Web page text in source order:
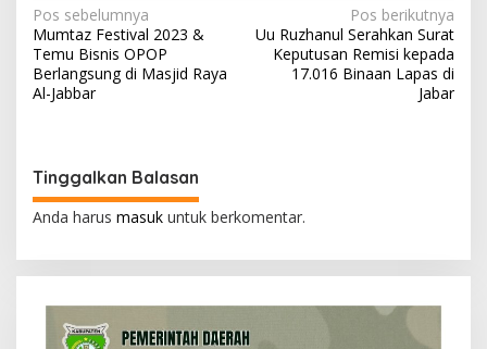
N
a
v
i
a
s
i
p
Pos sebelumnya
Mumtaz Festival 2023 &
Temu Bisnis OPOP
Berlangsung di Masjid Raya
Al-Jabbar
Pos berikutnya
Uu Ruzhanul Serahkan Surat
Keputusan Remisi kepada
17.016 Binaan Lapas di
Jabar
Tinggalkan Balasan
Anda harus masuk untuk berkomentar.